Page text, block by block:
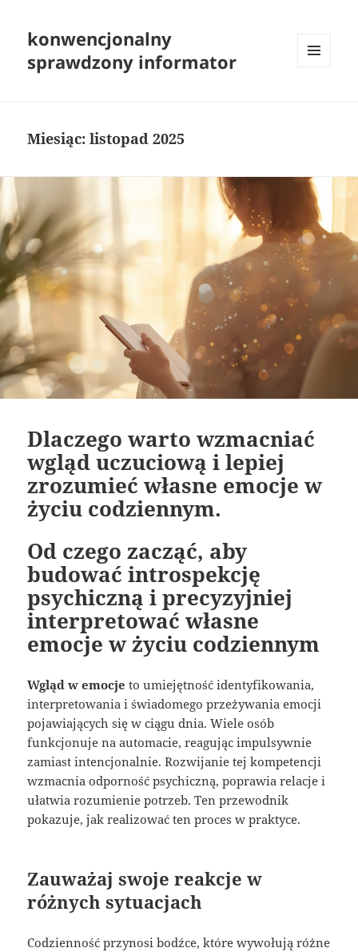
konwencjonalny
sprawdzony informator
Miesiąc:listopad 2025
Dlaczego warto wzmacniać
wgląd uczuciową i lepiej
zrozumieć własne emocje w
życiu codziennym.
Od czego zacząć, aby
budować introspekcję
psychiczną i precyzyjniej
interpretować własne
emocje w życiu codziennym
Wgląd w emocje to umiejętność identyfikowania,
interpretowania i świadomego przeżywania emocji
pojawiających się w ciągu dnia. Wiele osób
funkcjonuje na automacie, reagując impulsywnie
zamiast intencjonalnie. Rozwijanie tej kompetencji
wzmacnia odporność psychiczną, poprawia relacje i
ułatwia rozumienie potrzeb. Ten przewodnik
pokazuje, jak realizować ten proces w praktyce.
Zauważaj swoje reakcje w
różnych sytuacjach
Codzienność przynosi bodźce, które wywołują różne